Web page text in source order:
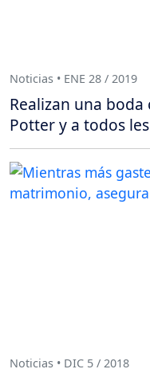
Noticias • ENE 28 / 2019
Realizan una
Potter y a todos
Noticias • DIC 5 / 2018